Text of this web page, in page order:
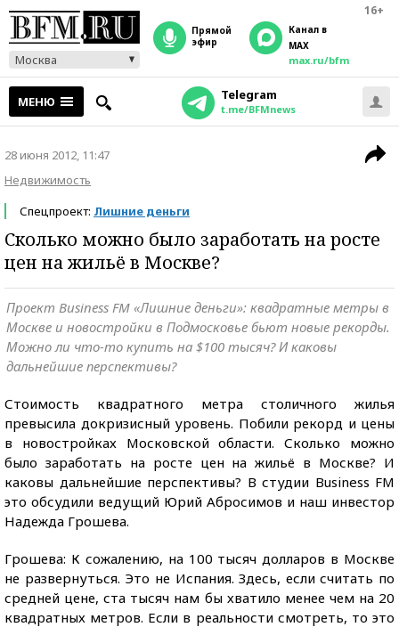
16+
Москва
прямой
эфир
Канал в
MAX
max.ru/bfm
МЕНЮ Telegram
t.me/BFMnews
28 июня 2012, 11:47
Недвижимость
Спецпроект: Лишние деньги
Сколько можно было заработать на росте
цен на жильё в Москве?
Проект Business FM «Лишние деньги»: квадратные метры в
Москве и новостройки в Подмосковье бьют новые рекорды.
Можно ли что-то купить на $100 тысяч? И каковы
дальнейшие перспективы?
Стоимость квадратного метра столичного жилья
превысила докризисный уровень. Побили рекорд и цены
в новостройках Московской области. Сколько можно
было заработать на росте цен на жильё в Москве? И
каковы дальнейшие перспективы? В студии Business FM
это обсудили ведущий Юрий Абросимов и наш инвестор
Надежда Грошева.
Грошева: К сожалению, на 100 тысяч долларов в Москве
не развернуться. Это не Испания. Здесь, если считать по
средней цене, ста тысяч нам бы хватило менее чем на 20
квадратных метров. Если в реальности смотреть, то это